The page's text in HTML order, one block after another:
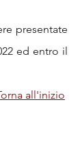
presentate
ed entro il
all'inizio